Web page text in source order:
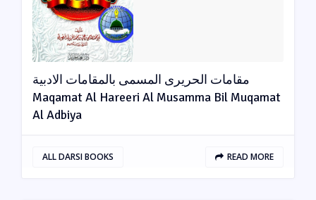
مقامات الحریری المسمی بالمقامات الادبیة
Maqamat Al Hareeri Al Musamma Bil Muqamat
Al Adbiya
ALL DARSI BOOKS READ MORE